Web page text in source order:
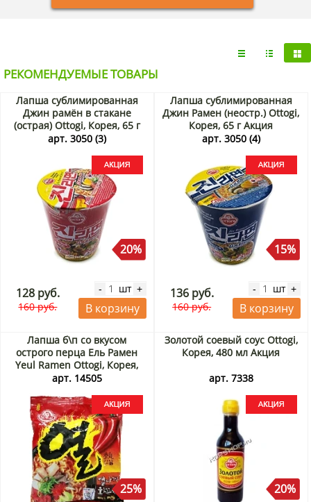
РЕКОМЕНДУЕМЫЕ ТОВАРЫ
Лапша сублимированная
Джин рамён в стакане
(острая) Ottogi, Корея, 65 г
Акция
арт. 3050 (3)
20%
128 руб.
160 руб.
- шт +
В корзину
Лапша сублимированная
Джин Рамен (неостр.) Ottogi,
Корея, 65 г Акция
арт. 3050 (4)
15%
136 руб.
160 руб.
- шт +
В корзину
Лапша б\п со вкусом
острого перца Ель Рамен
Yeul Ramen Ottogi, Корея,
120 г Акция
арт. 14505
25%
Золотой соевый соус Ottogi,
Корея, 480 мл Акция
арт. 7338
20%